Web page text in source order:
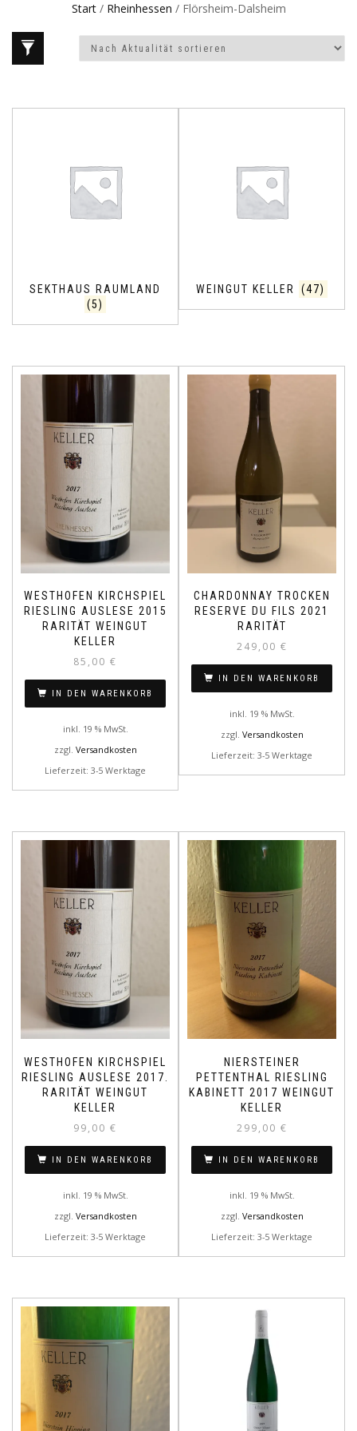
Start/ Rheinhessen / Flörsheim-Dalsheim
SEKTHAUS RAUMLAND
(5)
WEINGUT KELLER (47)
WESTHOFEN KIRCHSPIEL
RIESLING AUSLESE 2015
RARITÄT WEINGUT
KELLER
85,00 €
IN DEN WARENKORB
inkl. 19 % MwSt.
zzgl. Versandkosten
Lieferzeit: 3-5 Werktage
CHARDONNAY TROCKEN
RESERVE DU FILS 2021
RARITÄT
249,00 €
IN DEN WARENKORB
inkl. 19 % MwSt.
zzgl. Versandkosten
Lieferzeit: 3-5 Werktage
WESTHOFEN KIRCHSPIEL
RIESLING AUSLESE 2017.
RARITÄT WEINGUT
KELLER
99,00 €
IN DEN WARENKORB
inkl. 19 % MwSt.
zzgl. Versandkosten
Lieferzeit: 3-5 Werktage
NIERSTEINER
PETTENTHAL RIESLING
KABINETT 2017 WEINGUT
KELLER
299,00 €
IN DEN WARENKORB
inkl. 19 % MwSt.
zzgl. Versandkosten
Lieferzeit: 3-5 Werktage